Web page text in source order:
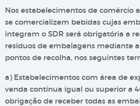
Nos estabelecimentos de comércio
se comercializem bebidas cujas
integram o SDR será obrigatória a
resíduos de embalagens mediante
pontos de recolha, nos seguintes
a) Estabelecimentos com área de
venda contínua igual ou superior a
obrigação de receber todas as